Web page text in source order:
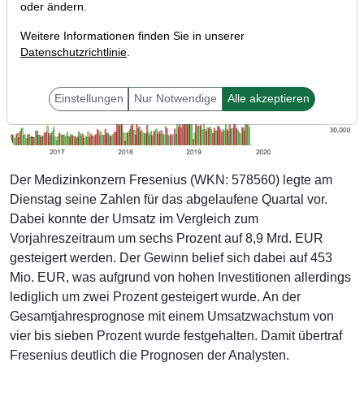
Der Medizinkonzern Fresenius (WKN: 578560) legte am
Dienstag seine Zahlen für das abgelaufene Quartal vor.
Dabei konnte der Umsatz im Vergleich zum
Vorjahreszeitraum um sechs Prozent auf 8,9 Mrd. EUR
gesteigert werden. Der Gewinn belief sich dabei auf 453
Mio. EUR, was aufgrund von hohen Investitionen allerdings
lediglich um zwei Prozent gesteigert wurde. An der
Gesamtjahresprognose mit einem Umsatzwachstum von
vier bis sieben Prozent wurde festgehalten. Damit übertraf
Fresenius deutlich die Prognosen der Analysten.
oder ändern.
Weitere Informationen finden Sie in unserer
Datenschutzrichtlinie.
Einstellungen Nur Notwendige Alle akzeptieren